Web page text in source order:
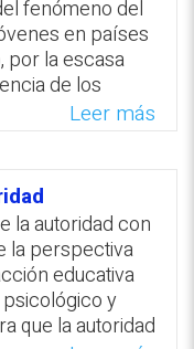
fenómeno del
en países
por la escasa
de los
la generación
se señala
que
impacto en
tradicional.
Leer más
la autoridad con
la perspectiva
educativa
y
que la autoridad